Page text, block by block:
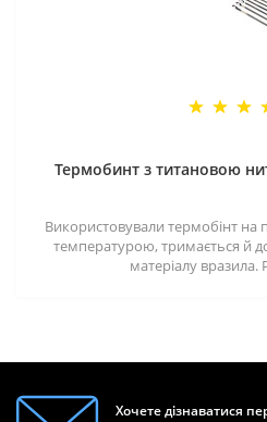
Термобинт з титановою
Використовували термобінт
температурою, тримається й
матеріалу
Хочете дізнаватися